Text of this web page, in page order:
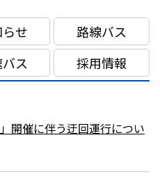
せ
路線バス
ス
採用情報
開催に伴う迂回運行につい